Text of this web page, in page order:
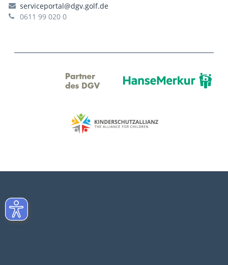
serviceportal@dgv.golf.de
0611 99 020 0